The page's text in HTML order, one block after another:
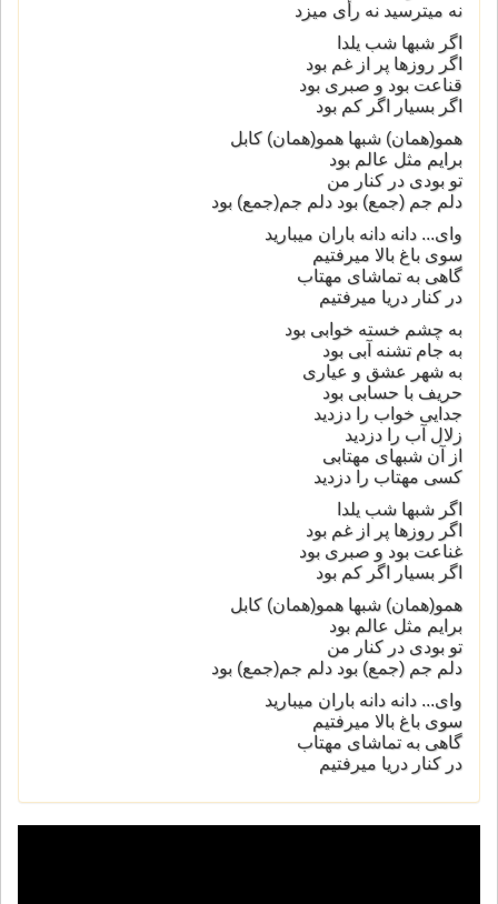
نه میترسید نه رأی میزد
اگر شبها شب یلدا
اگر روزها پر از غم بود
قناعت بود و صبری بود
اگر بسیار اگر کم بود
همو(همان) شبها همو(همان) کابل
برایم مثل عالم بود
تو بودی در کنار من
دلم جم (جمع) بود دلم جم(جمع) بود
وای... دانه دانه باران میبارید
سوی باغ بالا میرفتیم
گاهی به تماشای مهتاب
در کنار دریا میرفتیم
به چشم خسته خوابی بود
به جام تشنه آبی بود
به شهر عشق و عیاری
حریف با حسابی بود
جدایی خواب را دزدید
زلال آب را دزدید
از آن شبهای مهتابی
کسی مهتاب را دزدید
اگر شبها شب یلدا
اگر روزها پر از غم بود
غناعت بود و صبری بود
اگر بسیار اگر کم بود
همو(همان) شبها همو(همان) کابل
برایم مثل عالم بود
تو بودی در کنار من
دلم جم (جمع) بود دلم جم(جمع) بود
وای... دانه دانه باران میبارید
سوی باغ بالا میرفتیم
گاهی به تماشای مهتاب
در کنار دریا میرفتیم